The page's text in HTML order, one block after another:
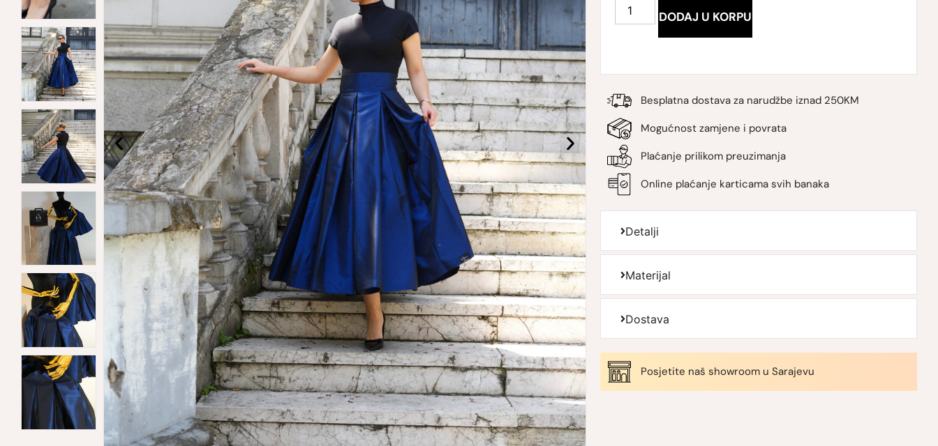
DODAJ U KORPU
Besplatna dostava za narudžbe iznad 250KM
Mogućnost zamjene i povrata
Plaćanje prilikom preuzimanja
Online plaćanje karticama svih banaka
Detalji
Materijal
Dostava
Posjetite naš showroom u Sarajevu